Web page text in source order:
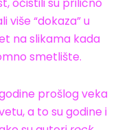
više “dokaza” u
na slikama kada
smetlište.
prošlog veka
a to su godine i